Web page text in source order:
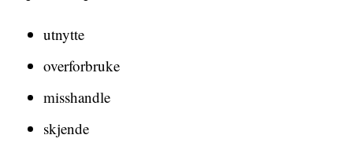
utnytte
overforbruke
misshandle
skjende